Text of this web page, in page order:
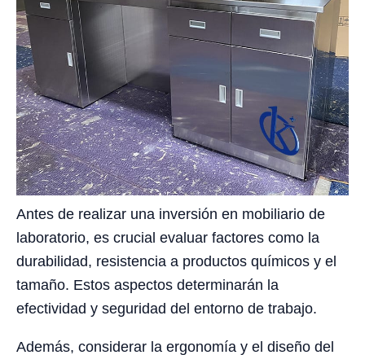
Antes de realizar una inversión en mobiliario de
laboratorio, es crucial evaluar factores como la
durabilidad, resistencia a productos químicos y el
tamaño. Estos aspectos determinarán la
efectividad y seguridad del entorno de trabajo.
Además, considerar la ergonomía y el diseño del